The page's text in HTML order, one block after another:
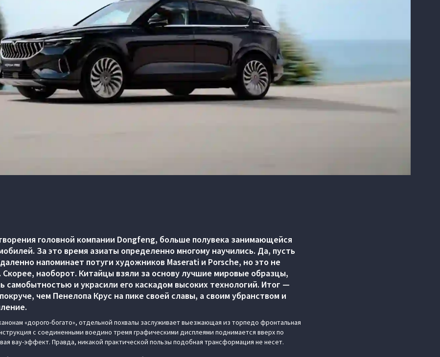
головной компании Dongfeng, больше полувека занимающейся
За это время азиаты определенно многому научились. Да, пусть
напоминает потуги художников Maserati и Porsche, но это не
наоборот. Китайцы взяли за основу лучшие мировые образцы,
самобытностью и украсили его каскадом высоких технологий. Итог —
чем Пенелопа Крус на пике своей славы, а своим убранством и
«дорого-богато», отдельной похвалы заслуживает выезжающая из торпедо фронтальная
с соединенными воедино тремя графическими дисплеями поднимается вверх по
вау-эффект. Правда, никакой практической пользы подобная трансформация не несет.